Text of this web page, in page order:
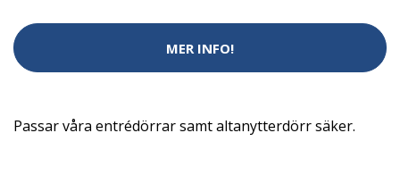
MER INFO!
Passar våra entrédörrar samt altanytterdörr säker.